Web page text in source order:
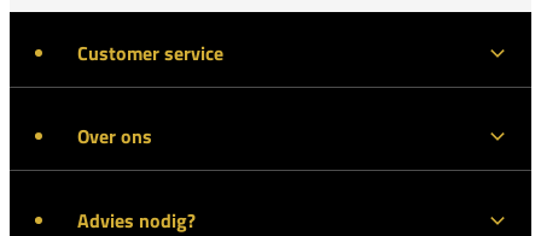
Customer service
Over ons
Advies nodig?